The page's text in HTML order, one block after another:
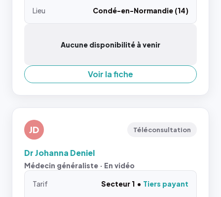
Lieu
Condé-en-Normandie (14)
Aucune disponibilité à venir
Voir la fiche
JD Téléconsultation
Dr Johanna Deniel
Médecin généraliste · En vidéo
Tarif Secteur 1
Tiers payant